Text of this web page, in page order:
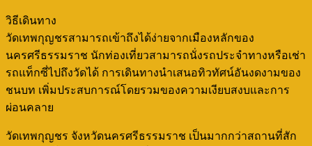
วิธีเดินทาง
วัดเทพกุญชรสามารถเข้าถึงได้ง่ายจากเมืองหลักของ
นครศรีธรรมราช นักท่องเที่ยวสามารถนั่งรถประจำทางหรือเช่า
รถแท็กซี่ไปถึงวัดได้ การเดินทางนำเสนอทิวทัศน์อันงดงามของ
ชนบท เพิ่มประสบการณ์โดยรวมของความเงียบสงบและการ
ผ่อนคลาย
วัดเทพกุญชร จังหวัดนครศรีธรรมราช เป็นมากกว่าสถานที่สัก